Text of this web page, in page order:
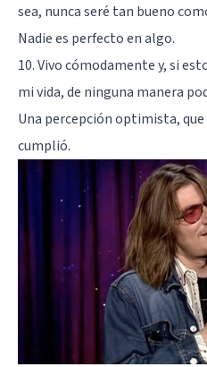
sea, nunca seré tan bueno
Nadie es perfecto en algo.
10. Vivo cómodamente y, si
mi vida, de ninguna manera
Una percepción optimista,
cumplió.